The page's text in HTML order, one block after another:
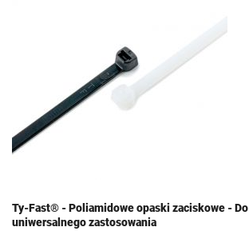
Ty-Fast® - Poliamidowe opaski zaciskowe - Do
uniwersalnego zastosowania